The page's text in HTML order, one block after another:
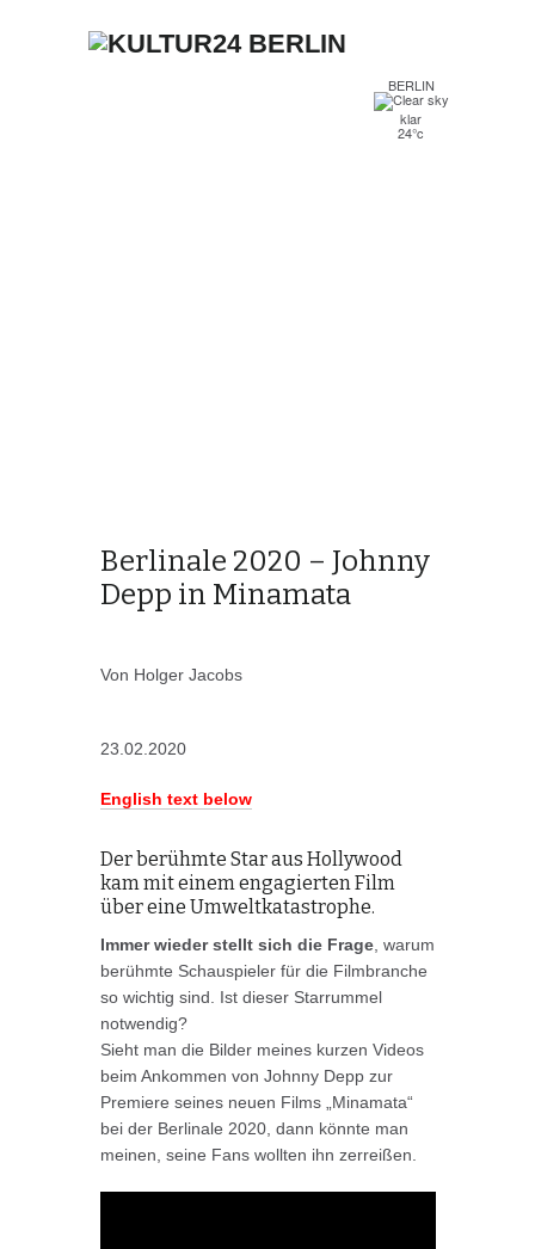
BERLIN
klar
24°c
Berlinale 2020 – Johnny
Depp in Minamata
Von Holger Jacobs
23.02.2020
English text below
Der berühmte Star aus Hollywood
kam mit einem engagierten Film
über eine Umweltkatastrophe.
Immer wieder stellt sich die Frage, warum
berühmte Schauspieler für die Filmbranche
so wichtig sind. Ist dieser Starrummel
notwendig?
Sieht man die Bilder meines kurzen Videos
beim Ankommen von Johnny Depp zur
Premiere seines neuen Films „Minamata“
bei der Berlinale 2020, dann könnte man
meinen, seine Fans wollten ihn zerreißen.